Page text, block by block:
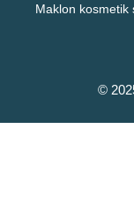
Maklon kosmetik
©